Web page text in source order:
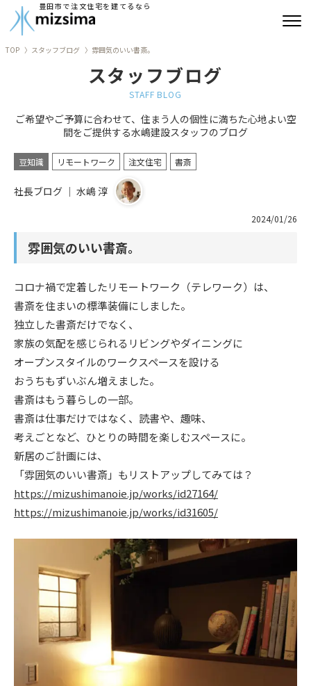
豊田市で注文住宅を建てるなら
リフォーム
古民家再生
建築実績
ニュース
イベント情報
資料請求・お問い合わせ
TOP スタッフブログ 雰囲気のいい書斎。
スタッフブログ
STAFF BLOG
ご希望やご予算に合わせて、住まう人の個性に満ちた心地よい空
間をご提供する水嶋建設スタッフのブログ
豆知識 リモートワーク 注文住宅 書斎
社長ブログ ｜ 水嶋 淳
2024/01/26
雰囲気のいい書斎。
コロナ禍で定着したリモートワーク（テレワーク）は、
書斎を住まいの標準装備にしました。
独立した書斎だけでなく、
家族の気配を感じられるリビングやダイニングに
オープンスタイルのワークスペースを設ける
おうちもずいぶん増えました。
書斎はもう暮らしの一部。
書斎は仕事だけではなく、読書や、趣味、
考えごとなど、ひとりの時間を楽しむスペースに。
新居のご計画には、
「雰囲気のいい書斎」もリストアップしてみては？
https://mizushimanoie.jp/works/id27164/
https://mizushimanoie.jp/works/id31605/